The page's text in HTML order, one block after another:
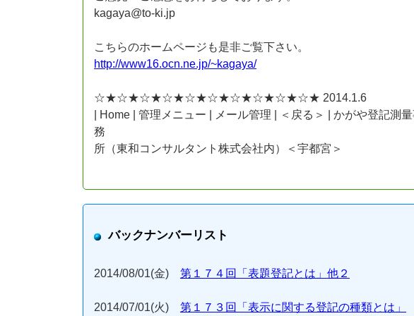
kagaya@to-ki.jp
こちらのホームページも是非ご覧下さい。
http://www16.ocn.ne.jp/~kagaya/
☆★☆★☆★☆★☆★☆★☆★☆★☆★☆★ 2014.1.6
| Home | 管理メニュー | メール管理 | ＜戻る＞ | かがや登記測
務
所（東和コンサルタント株式会社内）＜宇都宮＞
バックナンバーリスト
2014/08/01(金)第１７４回「表題登記とは」他２
2014/07/01(火)第１７３回「表示に関する登記の種類とは」